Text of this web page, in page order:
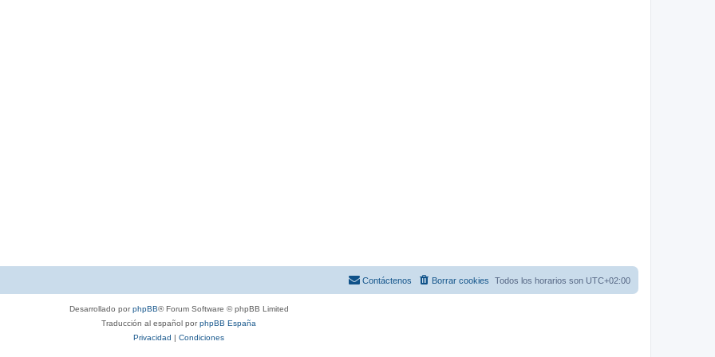
Todos los horarios son UTC+02:00
Borrar cookies
Contáctenos
Desarrollado porphpBB® Forum Software © phpBB Limited
Traducción al español porphpBB España
Privacidad | Condiciones